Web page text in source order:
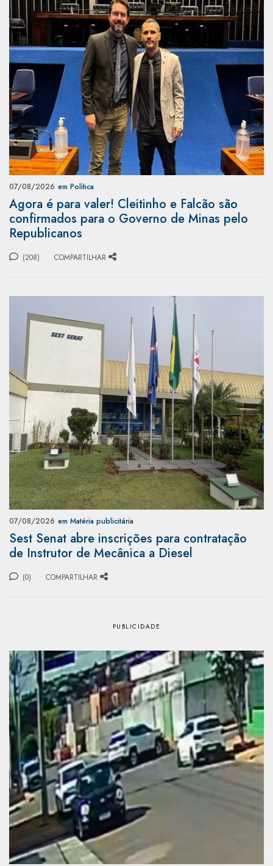
07/08/2026 em Política
Agora é para valer! Cleitinho e Falcão são
confirmados para o Governo de Minas pelo
Republicanos
(208) COMPARTILHAR
07/08/2026 em Matéria publicitária
Sest Senat abre inscrições para contratação
de Instrutor de Mecânica a Diesel
(0) COMPARTILHAR